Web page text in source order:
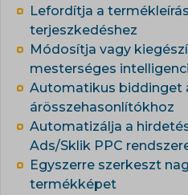
Lefordítja a
terjeszkedéshez
Módosítja vagy
mesterséges
Automatikus biddinget
árösszehasonlítókhoz
Automatizálja a
Ads/Sklik PPC
Egyszerre szerkeszt
termékképet